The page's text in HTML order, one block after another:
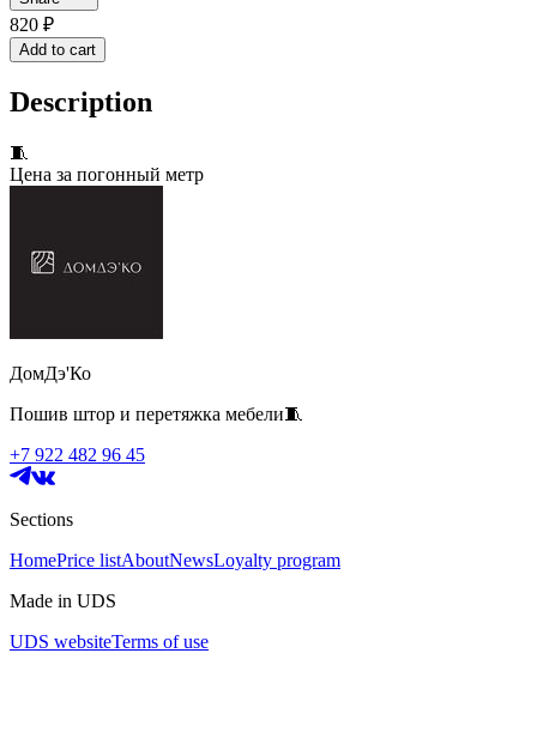
820 ₽
Add to cart
Description
🧵
Цена за погонный метр
ДомДэ'Ко
Пошив штор и перетяжка мебели🧵
+7 922 482 96 45
Sections
HomePrice listAboutNewsLoyalty program
Made in UDS
UDS websiteTerms of use